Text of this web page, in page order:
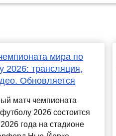
мира по
2026: трансляция,
Обновляется
матч чемпионата
2026 состоится
года на стадионе